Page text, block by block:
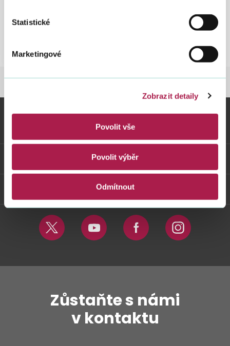
Statistické
Marketingové
Zobrazit detaily
Povolit vše
Povolit výběr
Odmítnout
Vybrané informace
Twitter Youtube Facebook Instagram
Zůstaňte s námi
v kontaktu